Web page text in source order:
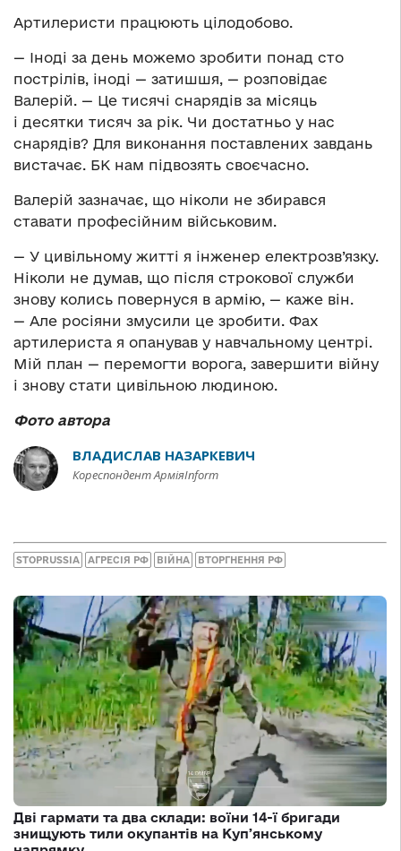
Артилеристи працюють цілодобово.
— Іноді за день можемо зробити понад сто
пострілів, іноді — затишшя, — розповідає
Валерій. — Це тисячі снарядів за місяць
і десятки тисяч за рік. Чи достатньо у нас
снарядів? Для виконання поставлених завдань
вистачає. БК нам підвозять своєчасно.
Валерій зазначає, що ніколи не збирався
ставати професійним військовим.
— У цивільному житті я інженер електрозв’язку.
Ніколи не думав, що після строкової служби
знову колись повернуся в армію, — каже він.
— Але росіяни змусили це зробити. Фах
артилериста я опанував у навчальному центрі.
Мій план — перемогти ворога, завершити війну
і знову стати цивільною людиною.
Фото автора
ВЛАДИСЛАВ НАЗАРКЕВИЧ
Кореспондент АрміяInform
STOPRUSSIA АГРЕСІЯ РФ ВІЙНА ВТОРГНЕННЯ РФ
Дві гармати та два склади: воїни 14-ї бригади
знищують тили окупантів на Купʼянському